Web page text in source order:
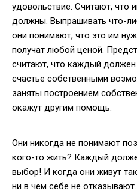
удовольствие. Считают, что
должны. Выпрашивать что-
они понимают, что это им
получат любой ценой.
считают, что каждый
счастье собственными
заняты построением
окажут другим помощь.
Они никогда не понимают
кого-то жить? Каждый
выбор! И когда они живут
ни в чем себе не